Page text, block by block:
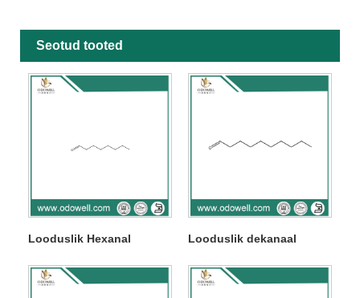
Seotud tooted
Looduslik Hexanal Looduslik dekanaal